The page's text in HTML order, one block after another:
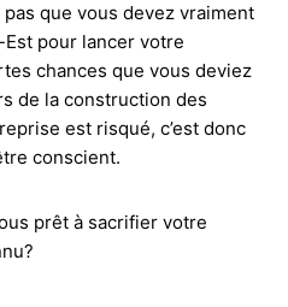
que vous devez vraiment
pour lancer votre
chances que vous deviez
de la construction des
est risqué, c’est donc
conscient.
prêt à sacrifier votre